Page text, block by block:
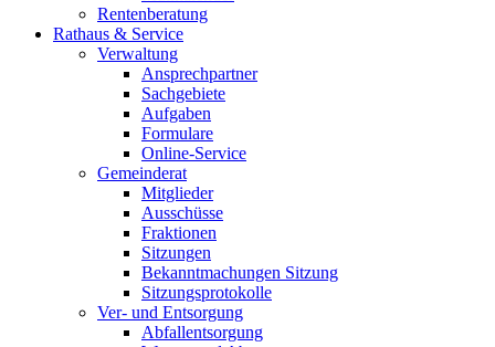
Rentenberatung
Rathaus & Service
Verwaltung
Ansprechpartner
Sachgebiete
Aufgaben
Formulare
Online-Service
Gemeinderat
Mitglieder
Ausschüsse
Fraktionen
Sitzungen
Bekanntmachungen Sitzung
Sitzungsprotokolle
Ver- und Entsorgung
Abfallentsorgung